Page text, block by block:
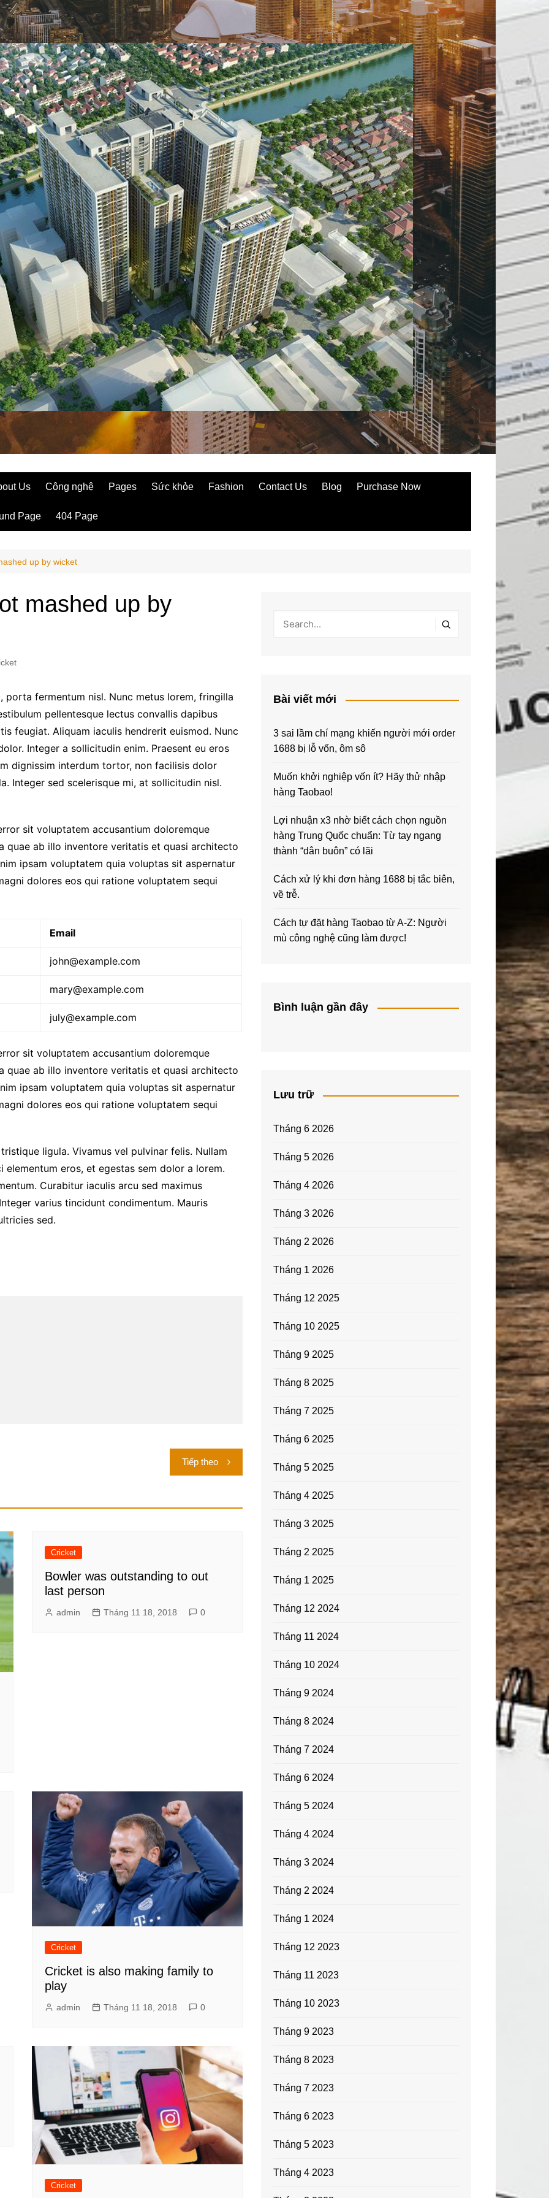
Us Công nghệ Pages Sức khỏe Fashion Contact Us Blog Purchase Now
Page 404 Page
up by wicket
mashed up by
fermentum nisl. Nunc metus lorem, fringilla
pellentesque lectus convallis dapibus
feugiat. Aliquam iaculis hendrerit euismod. Nunc
Integer a sollicitudin enim. Praesent eu eros
dignissim interdum tortor, non facilisis dolor
Integer sed scelerisque mi, at sollicitudin nisl.
sit voluptatem accusantium doloremque
quae ab illo inventore veritatis et quasi architecto
ipsam voluptatem quia voluptas sit aspernatur
dolores eos qui ratione voluptatem sequi
Email
john@example.com
mary@example.com
july@example.com
sit voluptatem accusantium doloremque
quae ab illo inventore veritatis et quasi architecto
ipsam voluptatem quia voluptas sit aspernatur
dolores eos qui ratione voluptatem sequi
ligula. Vivamus vel pulvinar felis. Nullam
eros, et egestas sem dolor a lorem.
Curabitur iaculis arcu sed maximus
varius tincidunt condimentum. Mauris
sed.
Tiếp theo
Cricket
Bowler was outstanding to out
last person
admin Tháng 11 18, 2018 0
Cricket
Cricket is also making family to
play
admin Tháng 11 18, 2018 0
Cricket
Bài viết mới
3 sai lầm chí mạng khiến người mới order
1688 bị lỗ vốn, ôm sô
Muốn khởi nghiệp vốn ít? Hãy thử nhập
hàng Taobao!
Lợi nhuận x3 nhờ biết cách chọn nguồn
hàng Trung Quốc chuẩn: Từ tay ngang
thành “dân buôn” có lãi
Cách xử lý khi đơn hàng 1688 bị tắc biên,
về trễ.
Cách tự đặt hàng Taobao từ A-Z: Người
mù công nghệ cũng làm được!
Bình luận gần đây
Lưu trữ
Tháng 6 2026
Tháng 5 2026
Tháng 4 2026
Tháng 3 2026
Tháng 2 2026
Tháng 1 2026
Tháng 12 2025
Tháng 10 2025
Tháng 9 2025
Tháng 8 2025
Tháng 7 2025
Tháng 6 2025
Tháng 5 2025
Tháng 4 2025
Tháng 3 2025
Tháng 2 2025
Tháng 1 2025
Tháng 12 2024
Tháng 11 2024
Tháng 10 2024
Tháng 9 2024
Tháng 8 2024
Tháng 7 2024
Tháng 6 2024
Tháng 5 2024
Tháng 4 2024
Tháng 3 2024
Tháng 2 2024
Tháng 1 2024
Tháng 12 2023
Tháng 11 2023
Tháng 10 2023
Tháng 9 2023
Tháng 8 2023
Tháng 7 2023
Tháng 6 2023
Tháng 5 2023
Tháng 4 2023